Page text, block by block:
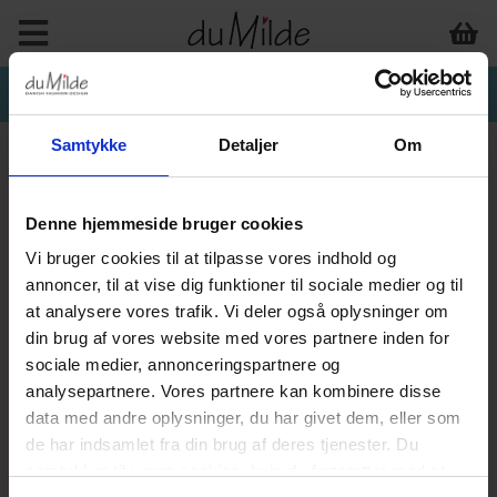
Samtykke Detaljer Om
Denne hjemmeside bruger cookies
Vi bruger cookies til at tilpasse vores indhold og
annoncer, til at vise dig funktioner til sociale medier og til
at analysere vores trafik. Vi deler også oplysninger om
din brug af vores website med vores partnere inden for
sociale medier, annonceringspartnere og
analysepartnere. Vores partnere kan kombinere disse
data med andre oplysninger, du har givet dem, eller som
de har indsamlet fra din brug af deres tjenester. Du